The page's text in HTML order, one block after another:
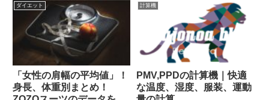
ダイエット
「女性の肩幅の平均値」！
身長、体重別まとめ！
計算機
PMV,PPDの計算機｜快適
な温度、湿度、服装、運動